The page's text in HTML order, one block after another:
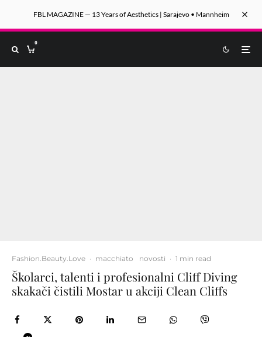
FBL MAGAZINE — 13 Years of Aesthetics | Sarajevo • Mannheim
0
Fashion.Beauty.Love · macchiato novosti · 1 min read
Školarci, talenti i profesionalni Cliff Diving
skakači čistili Mostar u akciji Clean Cliffs